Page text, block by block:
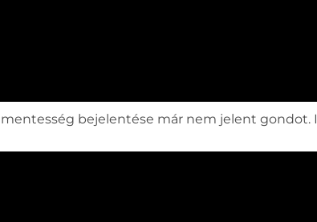
bejelentése már nem jelent